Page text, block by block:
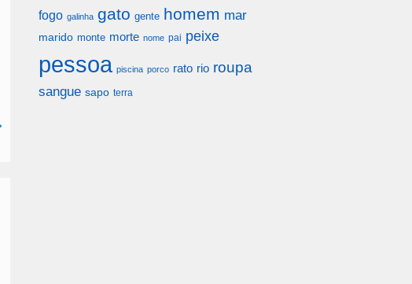
fogo galinha gato gente homem mar
marido monte morte nome pai peixe
pessoa piscina porco rato rio roupa
sangue sapo terra